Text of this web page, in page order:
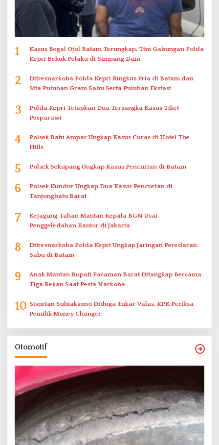
1
Kasus Begal Ojol Batam Terungkap, Tim Gabungan Polda
Kepri Bekuk Pelaku di Simpang Dam
2
Ditresnarkoba Polda Kepri Ringkus Pria di Batam dan
Sita Puluhan Gram Sabu Serta Puluhan Ekstasi
3
Polda Kepri Tetapkan Dua Tersangka Kasus Tiket
Pesparawi
4
Polsek Batu Ampar Ungkap Kasus Curas di Hotel The
Hills
5 Polsek Sekupang Ungkap Kasus Pencurian di Batam
6
Polsek Kundur Ungkap Dua Kasus Pencurian di
Tanjungbatu Barat
7
Kejagung Tahan Mantan Kepala BGN Usai
Penggeledahan Kantor di Jakarta
8
Ditresnarkoba Polda Kepri Ungkap Jaringan Peredaran
Sabu di Batam
9
Anak Mantan Bupati Pasaman Barat Ditangkap Bersama
Tiga Rekan Saat Pesta Narkoba
10 Sisprian Subiaksono Diduga Tukar Valas, KPK Periksa
Pemilik Money Changer
Otomotif